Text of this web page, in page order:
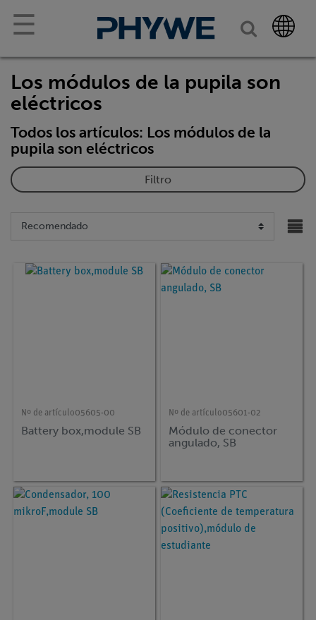
☰
Los módulos de la pupila son
eléctricos
Todos los artículos: Los módulos de la
pupila son eléctricos
Filtro
Nº de artículo05605-00
Battery box,module SB
Nº de artículo05601-02
Módulo de conector
angulado, SB